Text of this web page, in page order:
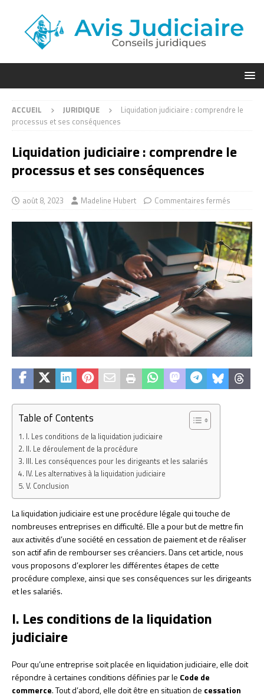
ACCUEIL JURIDIQUE
Liquidation judiciaire : comprendre le
processus et ses conséquences
Liquidation judiciaire : comprendre le
processus et ses conséquences
août 8, 2023 Madeline Hubert Commentaires fermés
Table of Contents
I. Les conditions de la liquidation judiciaire
II. Le déroulement de la procédure
III. Les conséquences pour les dirigeants et les salariés
IV. Les alternatives à la liquidation judiciaire
V. Conclusion
La liquidation judiciaire est une procédure légale qui touche de
nombreuses entreprises en difficulté. Elle a pour but de mettre fin
aux activités d’une société en cessation de paiement et de réaliser
son actif afin de rembourser ses créanciers. Dans cet article, nous
vous proposons d’explorer les différentes étapes de cette
procédure complexe, ainsi que ses conséquences sur les dirigeants
et les salariés.
I. Les conditions de la liquidation
judiciaire
Pour qu’une entreprise soit placée en liquidation judiciaire, elle doit
répondre à certaines conditions définies par le Code de
commerce. Tout d’abord, elle doit être en situation de cessation